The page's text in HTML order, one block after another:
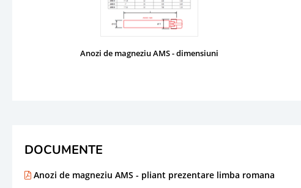
Anozi de magneziu AMS - dimensiuni
DOCUMENTE
Anozi de magneziu AMS - pliant prezentare limba romana